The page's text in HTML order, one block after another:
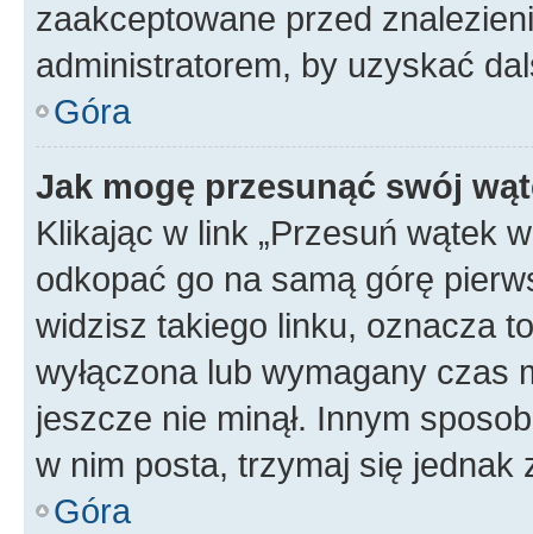
zaakceptowane przed
administratorem, by uzyskać
Góra
Jak mogę przesunąć swój
Klikając w link „Przesuń wątek
odkopać go na samą górę
widzisz takiego linku, oznacza
wyłączona lub wymagany czas
jeszcze nie minął. Innym
w nim posta, trzymaj się jednak
Góra